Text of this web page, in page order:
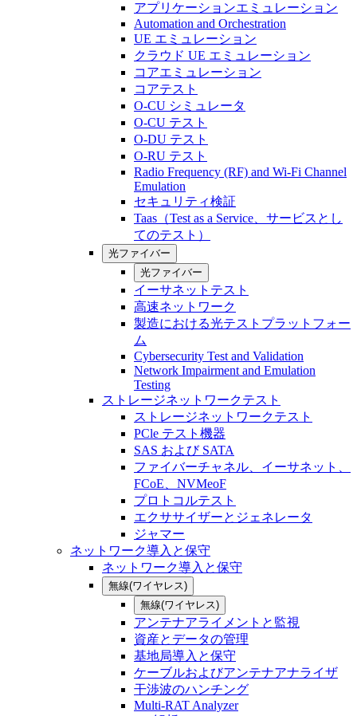
アプリケーションエミュレーション
Automation and Orchestration
UE エミュレーション
クラウド UE エミュレーション
コアエミュレーション
コアテスト
O-CU シミュレータ
O-CU テスト
O-DU テスト
O-RU テスト
Radio Frequency (RF) and Wi-Fi Channel
Emulation
セキュリティ検証
Taas（Test as a Service、サービスとし
てのテスト）
光ファイバー
光ファイバー
イーサネットテスト
高速ネットワーク
製造における光テストプラットフォー
ム
Cybersecurity Test and Validation
Network Impairment and Emulation
Testing
ストレージネットワークテスト
ストレージネットワークテスト
PCle テスト機器
SAS および SATA
ファイバーチャネル、イーサネット、
FCoE、NVMeoF
プロトコルテスト
エクササイザーとジェネレータ
ジャマー
ネットワーク導入と保守
ネットワーク導入と保守
無線(ワイヤレス)
無線(ワイヤレス)
アンテナアライメントと監視
資産とデータの管理
基地局導入と保守
ケーブルおよびアンテナアナライザ
干渉波のハンチング
Multi-RAT Analyzer